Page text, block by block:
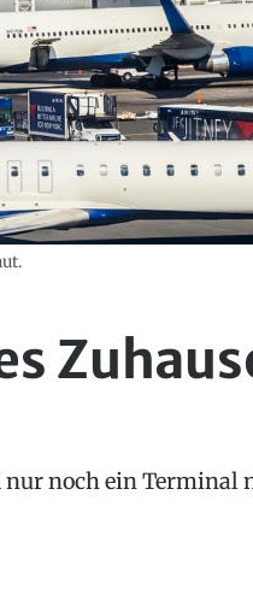
noch ein Terminal